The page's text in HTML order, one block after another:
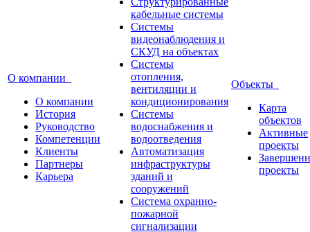
О компании
О компании
История
Руководство
Компетенции
Клиенты
Партнеры
Карьера
кабельные системы
Системы
видеонаблюдения и
СКУД на объектах
Системы
отопления,
вентиляции и
кондиционирования
Системы
водоснабжения и
водоотведения
Автоматизация
инфраструктуры
зданий и
сооружений
Система охранно-
пожарной
сигнализации
Объекты
Карта
объектов
Активные
проекты
проекты